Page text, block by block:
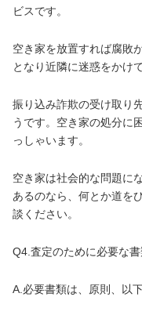
ビスです。
空き家を放置すれば腐敗
となり近隣に迷惑をかけ
振り込み詐欺の受け取り
うです。空き家の処分に
っしゃいます。
空き家は社会的な問題に
あるのなら、何とか道を
談ください。
Q4.査定のために必要な
A.必要書類は、原則、以